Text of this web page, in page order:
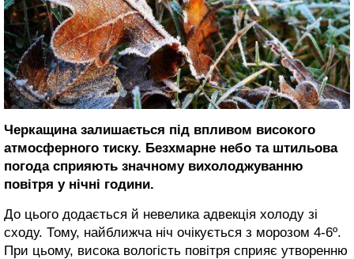
Черкащина залишається під впливом високого
атмосферного тиску. Безхмарне небо та штильова
погода сприяють значному вихолоджуванню
повітря у нічні години.
До цього додається й невелика адвекція холоду зі
сходу. Тому, найближча ніч очікується з морозом 4-6º.
При цьому, висока вологість повітря сприяє утворенню